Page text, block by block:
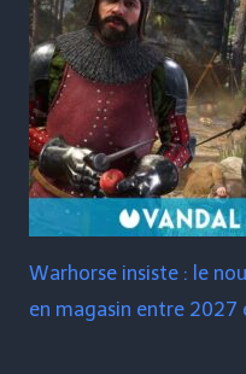
Warhorse insiste : le
en magasin entre 2027